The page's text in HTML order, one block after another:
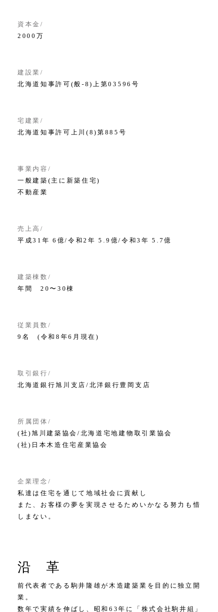
資本金
2000万
建設業
北海道知事許可(般-8)上第03596号
宅建業
北海道知事許可上川(8)第885号
事業内容
一般建築(主に新築住宅)
不動産業
売上高
平成31年 6億/令和2年 5.9億/令和3年 5.7億
建築棟数
年間 20〜30棟
従業員数
9名 (令和8年6月現在)
取引銀行
北海道銀行旭川支店/北洋銀行豊岡支店
所属団体
(社)旭川建築協会/北海道宅地建物取引業協会
(社)日本木造住宅産業協会
企業理念
私達は住宅を通じて地域社会に貢献し
また、お客様の夢を実現させるためいかなる努力も惜
しまない。
沿 革
前代表者である駒井隆雄が木造建築業を目的に独立開
業。
数年で実績を伸ばし、昭和63年に「株式会社駒井組」